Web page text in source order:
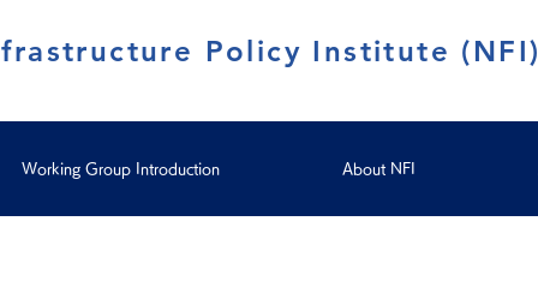
Policy Institute (NFI)
Working Group Introduction About NFI